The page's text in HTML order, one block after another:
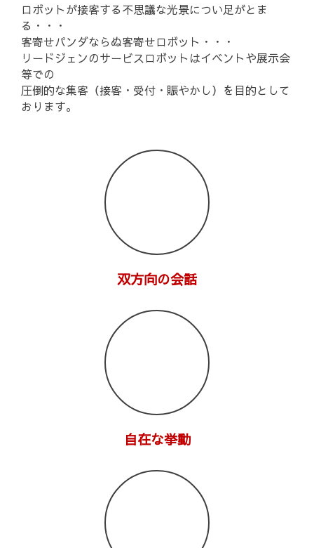
ロボットが接客する不思議な光景につい足がとま
る・・・
客寄せパンダならぬ客寄せロボット・・・
リードジェンのサービスロボットはイベントや展示会
等での
圧倒的な集客（接客・受付・賑やかし）を目的として
おります。
双方向の会話
自在な挙動